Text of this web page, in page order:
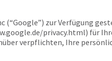
(“Google”) zur Verfügung
privacy.html) für
verpflichten, Ihre